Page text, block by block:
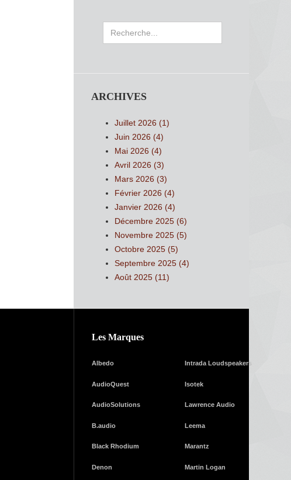
Rechercher
ARCHIVES
Juillet 2026 (1)
Juin 2026 (4)
Mai 2026 (4)
Avril 2026 (3)
Mars 2026 (3)
Février 2026 (4)
Janvier 2026 (4)
Décembre 2025 (6)
Novembre 2025 (5)
Octobre 2025 (5)
Septembre 2025 (4)
Août 2025 (11)
Les Marques
Albedo
AudioQuest
AudioSolutions
B.audio
Black Rhodium
Denon
Intrada Loudspeakers
Isotek
Lawrence Audio
Leema
Marantz
Martin Logan